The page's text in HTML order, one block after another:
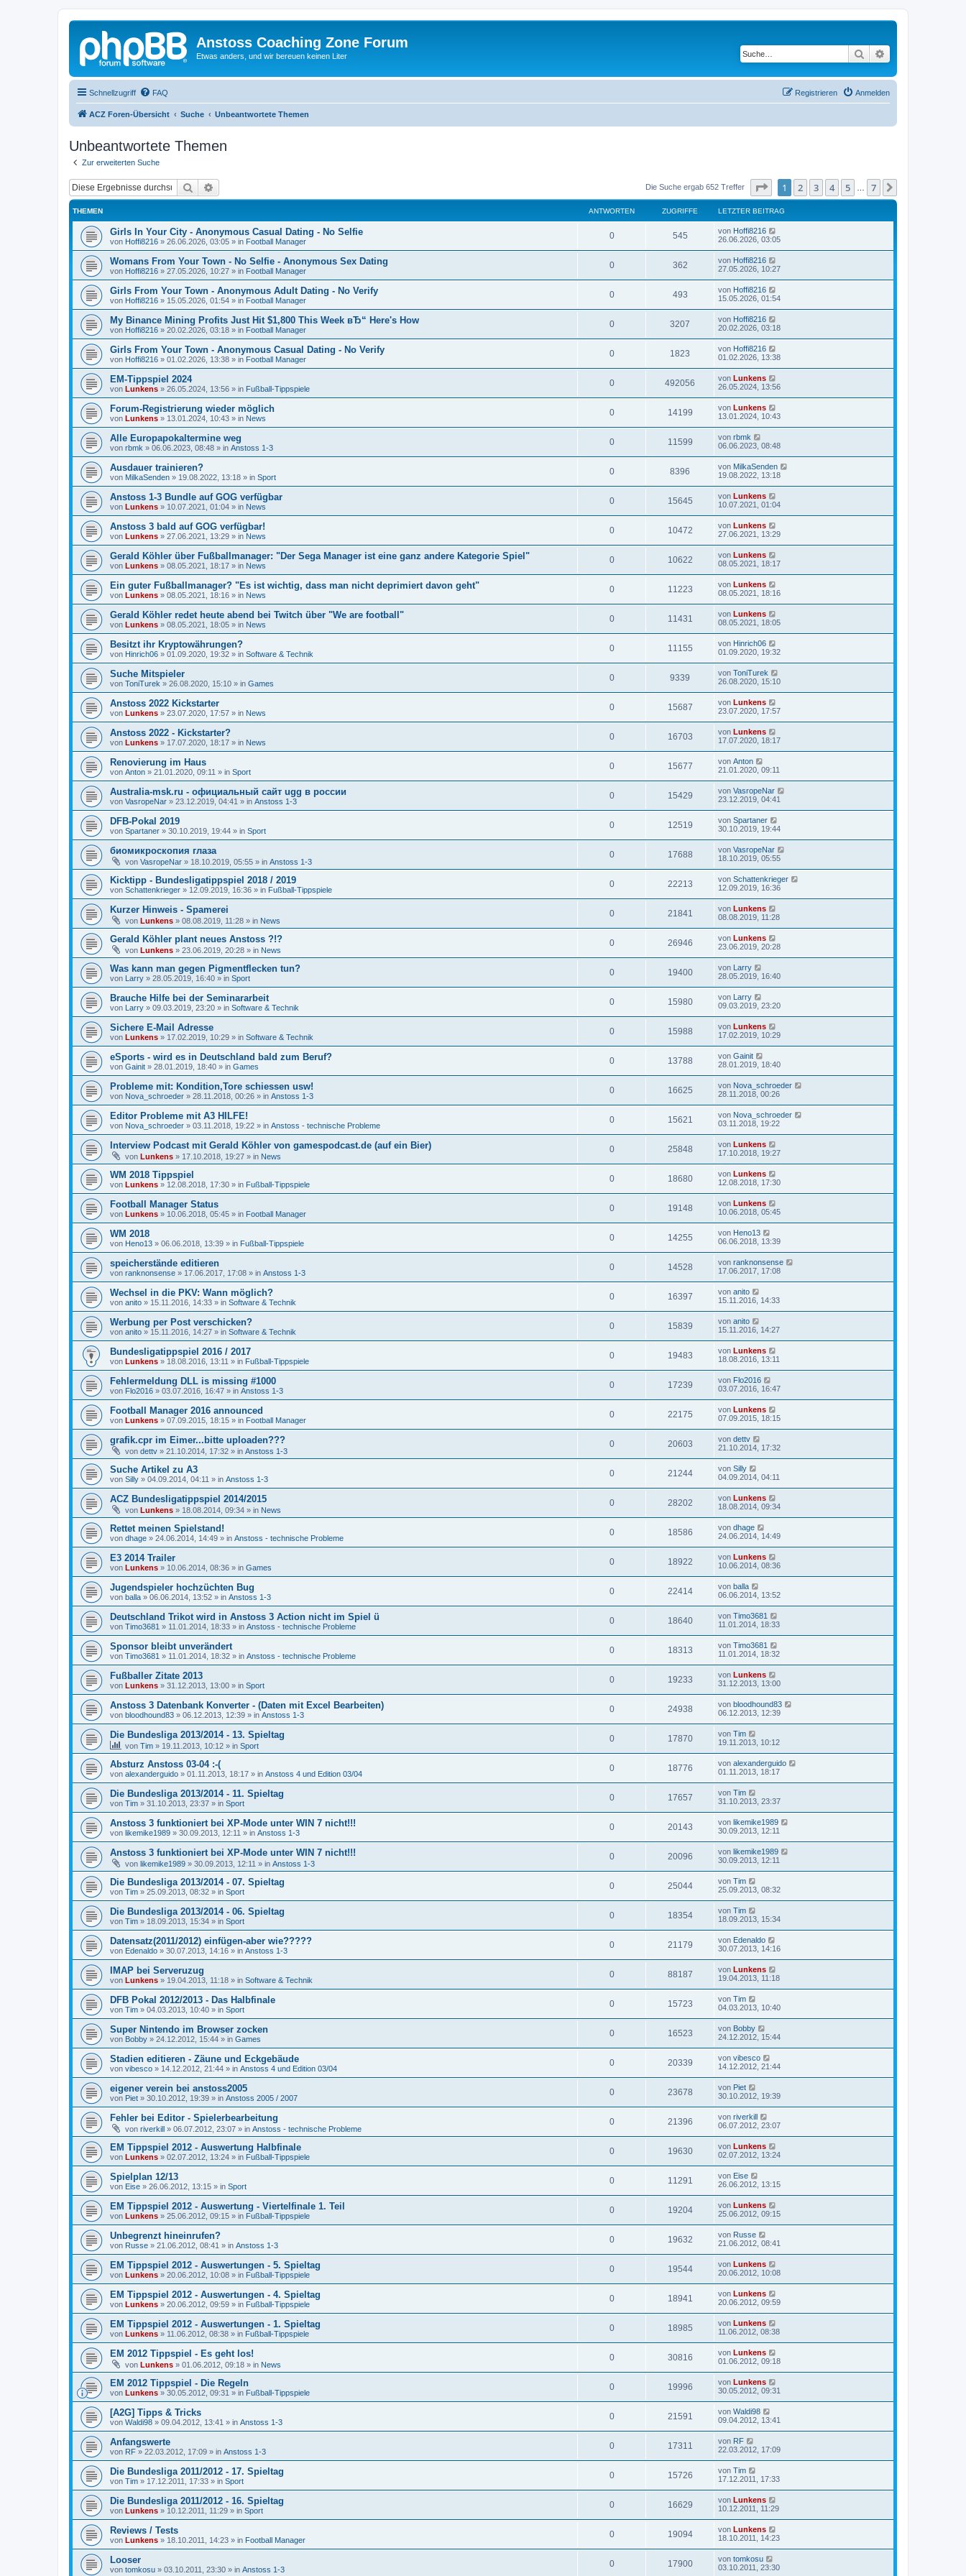
Anstoss Coaching Zone Forum
Etwas anders, und wir bereuen keinen Liter Suche
Schnellzugriff FAQ Anmelden
Registrieren
ACZ Foren-Übersicht Suche Unbeantwortete Themen
Unbeantwortete Themen
Zur erweiterten Suche
Suche Die Suche ergab 652 Treffer Seite von7
1 2 3 4 5 7
THEMEN ANTWORTEN ZUGRIFFE LETZTER BEITRAG
Girls In Your City - Anonymous Casual Dating - No Selfie
von Hoffi8216 » 26.06.2026, 03:05 » in Football Manager
0 545 von Hoffi8216
26.06.2026, 03:05
Womans From Your Town - No Selfie - Anonymous Sex Dating
von Hoffi8216 » 27.05.2026, 10:27 » in Football Manager
0 362 von Hoffi8216
27.05.2026, 10:27
Girls From Your Town - Anonymous Adult Dating - No Verify
von Hoffi8216 » 15.05.2026, 01:54 » in Football Manager
0 493 von Hoffi8216
15.05.2026, 01:54
My Binance Mining Profits Just Hit $1,800 This Week вЂ“ Here's How
von Hoffi8216 » 20.02.2026, 03:18 » in Football Manager
0 3207 von Hoffi8216
20.02.2026, 03:18
Girls From Your Town - Anonymous Casual Dating - No Verify
von Hoffi8216 » 01.02.2026, 13:38 » in Football Manager
0 1823 von Hoffi8216
01.02.2026, 13:38
EM-Tippspiel 2024
von Lunkens » 26.05.2024, 13:56 » in Fußball-Tippspiele
0 492056 von Lunkens
26.05.2024, 13:56
Forum-Registrierung wieder möglich
von Lunkens » 13.01.2024, 10:43 » in News
0 14199 von Lunkens
13.01.2024, 10:43
Alle Europapokaltermine weg
von rbmk » 06.06.2023, 08:48 » in Anstoss 1-3
0 11599 von rbmk
06.06.2023, 08:48
Ausdauer trainieren?
von MilkaSenden » 19.08.2022, 13:18 » in Sport
0 8396 von MilkaSenden
19.08.2022, 13:18
Anstoss 1-3 Bundle auf GOG verfügbar
von Lunkens » 10.07.2021, 01:04 » in News
0 15645 von Lunkens
10.07.2021, 01:04
Anstoss 3 bald auf GOG verfügbar!
von Lunkens » 27.06.2021, 13:29 » in News
0 10472 von Lunkens
27.06.2021, 13:29
Gerald Köhler über Fußballmanager: "Der Sega Manager ist eine ganz andere Kategorie Spiel"
von Lunkens » 08.05.2021, 18:17 » in News
0 10622 von Lunkens
08.05.2021, 18:17
Ein guter Fußballmanager? "Es ist wichtig, dass man nicht deprimiert davon geht"
von Lunkens » 08.05.2021, 18:16 » in News
0 11223 von Lunkens
08.05.2021, 18:16
Gerald Köhler redet heute abend bei Twitch über "We are football"
von Lunkens » 08.05.2021, 18:05 » in News
0 11431 von Lunkens
08.05.2021, 18:05
Besitzt ihr Kryptowährungen?
von Hinrich06 » 01.09.2020, 19:32 » in Software & Technik
0 11155 von Hinrich06
01.09.2020, 19:32
Suche Mitspieler
von ToniTurek » 26.08.2020, 15:10 » in Games
0 9339 von ToniTurek
26.08.2020, 15:10
Anstoss 2022 Kickstarter
von Lunkens » 23.07.2020, 17:57 » in News
0 15687 von Lunkens
23.07.2020, 17:57
Anstoss 2022 - Kickstarter?
von Lunkens » 17.07.2020, 18:17 » in News
0 16703 von Lunkens
17.07.2020, 18:17
Renovierung im Haus
von Anton » 21.01.2020, 09:11 » in Sport
0 15677 von Anton
21.01.2020, 09:11
Australia-msk.ru - официальный сайт ugg в россии
von VasropeNar » 23.12.2019, 04:41 » in Anstoss 1-3
0 15429 von VasropeNar
23.12.2019, 04:41
DFB-Pokal 2019
von Spartaner » 30.10.2019, 19:44 » in Sport
0 12519 von Spartaner
30.10.2019, 19:44
биомикроскопия глаза
von VasropeNar » 18.10.2019, 05:55 » in Anstoss 1-3
0 17688 von VasropeNar
18.10.2019, 05:55
Kicktipp - Bundesligatippspiel 2018 / 2019
von Schattenkrieger » 12.09.2019, 16:36 » in Fußball-Tippspiele
0 22213 von Schattenkrieger
12.09.2019, 16:36
Kurzer Hinweis - Spamerei
von Lunkens » 08.08.2019, 11:28 » in News
0 21841 von Lunkens
08.08.2019, 11:28
Gerald Köhler plant neues Anstoss ?!?
von Lunkens » 23.06.2019, 20:28 » in News
0 26946 von Lunkens
23.06.2019, 20:28
Was kann man gegen Pigmentflecken tun?
von Larry » 28.05.2019, 16:40 » in Sport
0 19400 von Larry
28.05.2019, 16:40
Brauche Hilfe bei der Seminararbeit
von Larry » 09.03.2019, 23:20 » in Software & Technik
0 15980 von Larry
09.03.2019, 23:20
Sichere E-Mail Adresse
von Lunkens » 17.02.2019, 10:29 » in Software & Technik
0 15988 von Lunkens
17.02.2019, 10:29
eSports - wird es in Deutschland bald zum Beruf?
von Gainit » 28.01.2019, 18:40 » in Games
0 13788 von Gainit
28.01.2019, 18:40
Probleme mit: Kondition,Tore schiessen usw!
von Nova_schroeder » 28.11.2018, 00:26 » in Anstoss 1-3
0 16625 von Nova_schroeder
28.11.2018, 00:26
Editor Probleme mit A3 HILFE!
von Nova_schroeder » 03.11.2018, 19:22 » in Anstoss - technische Probleme
0 15621 von Nova_schroeder
03.11.2018, 19:22
Interview Podcast mit Gerald Köhler von gamespodcast.de (auf ein Bier)
von Lunkens » 17.10.2018, 19:27 » in News
0 25848 von Lunkens
17.10.2018, 19:27
WM 2018 Tippspiel
von Lunkens » 12.08.2018, 17:30 » in Fußball-Tippspiele
0 18680 von Lunkens
12.08.2018, 17:30
Football Manager Status
von Lunkens » 10.06.2018, 05:45 » in Football Manager
0 19148 von Lunkens
10.06.2018, 05:45
WM 2018
von Heno13 » 06.06.2018, 13:39 » in Fußball-Tippspiele
0 14255 von Heno13
06.06.2018, 13:39
speicherstände editieren
von ranknonsense » 17.06.2017, 17:08 » in Anstoss 1-3
0 14528 von ranknonsense
17.06.2017, 17:08
Wechsel in die PKV: Wann möglich?
von anito » 15.11.2016, 14:33 » in Software & Technik
0 16397 von anito
15.11.2016, 14:33
Werbung per Post verschicken?
von anito » 15.11.2016, 14:27 » in Software & Technik
0 15839 von anito
15.11.2016, 14:27
Bundesligatippspiel 2016 / 2017
von Lunkens » 18.08.2016, 13:11 » in Fußball-Tippspiele
0 19483 von Lunkens
18.08.2016, 13:11
Fehlermeldung DLL is missing #1000
von Flo2016 » 03.07.2016, 16:47 » in Anstoss 1-3
0 17239 von Flo2016
03.07.2016, 16:47
Football Manager 2016 announced
von Lunkens » 07.09.2015, 18:15 » in Football Manager
0 22175 von Lunkens
07.09.2015, 18:15
grafik.cpr im Eimer...bitte uploaden???
von dettv » 21.10.2014, 17:32 » in Anstoss 1-3
0 20603 von dettv
21.10.2014, 17:32
Suche Artikel zu A3
von Silly » 04.09.2014, 04:11 » in Anstoss 1-3
0 21244 von Silly
04.09.2014, 04:11
ACZ Bundesligatippspiel 2014/2015
von Lunkens » 18.08.2014, 09:34 » in News
0 28202 von Lunkens
18.08.2014, 09:34
Rettet meinen Spielstand!
von dhage » 24.06.2014, 14:49 » in Anstoss - technische Probleme
0 18586 von dhage
24.06.2014, 14:49
E3 2014 Trailer
von Lunkens » 10.06.2014, 08:36 » in Games
0 18922 von Lunkens
10.06.2014, 08:36
Jugendspieler hochzüchten Bug
von balla » 06.06.2014, 13:52 » in Anstoss 1-3
0 22414 von balla
06.06.2014, 13:52
Deutschland Trikot wird in Anstoss 3 Action nicht im Spiel ü
von Timo3681 » 11.01.2014, 18:33 » in Anstoss - technische Probleme
0 18640 von Timo3681
11.01.2014, 18:33
Sponsor bleibt unverändert
von Timo3681 » 11.01.2014, 18:32 » in Anstoss - technische Probleme
0 18313 von Timo3681
11.01.2014, 18:32
Fußballer Zitate 2013
von Lunkens » 31.12.2013, 13:00 » in Sport
0 19233 von Lunkens
31.12.2013, 13:00
Anstoss 3 Datenbank Konverter - (Daten mit Excel Bearbeiten)
von bloodhound83 » 06.12.2013, 12:39 » in Anstoss 1-3
0 24938 von bloodhound83
06.12.2013, 12:39
Die Bundesliga 2013/2014 - 13. Spieltag
von Tim » 19.11.2013, 10:12 » in Sport
0 17870 von Tim
19.11.2013, 10:12
Absturz Anstoss 03-04 :-(
von alexanderguido » 01.11.2013, 18:17 » in Anstoss 4 und Edition 03/04
0 18776 von alexanderguido
01.11.2013, 18:17
Die Bundesliga 2013/2014 - 11. Spieltag
von Tim » 31.10.2013, 23:37 » in Sport
0 17657 von Tim
31.10.2013, 23:37
Anstoss 3 funktioniert bei XP-Mode unter WIN 7 nicht!!!
von likemike1989 » 30.09.2013, 12:11 » in Anstoss 1-3
0 20143 von likemike1989
30.09.2013, 12:11
Anstoss 3 funktioniert bei XP-Mode unter WIN 7 nicht!!!
von likemike1989 » 30.09.2013, 12:11 » in Anstoss 1-3
0 20096 von likemike1989
30.09.2013, 12:11
Die Bundesliga 2013/2014 - 07. Spieltag
von Tim » 25.09.2013, 08:32 » in Sport
0 25044 von Tim
25.09.2013, 08:32
Die Bundesliga 2013/2014 - 06. Spieltag
von Tim » 18.09.2013, 15:34 » in Sport
0 18354 von Tim
18.09.2013, 15:34
Datensatz(2011/2012) einfügen-aber wie?????
von Edenaldo » 30.07.2013, 14:16 » in Anstoss 1-3
0 21179 von Edenaldo
30.07.2013, 14:16
IMAP bei Serveruzug
von Lunkens » 19.04.2013, 11:18 » in Software & Technik
0 88187 von Lunkens
19.04.2013, 11:18
DFB Pokal 2012/2013 - Das Halbfinale
von Tim » 04.03.2013, 10:40 » in Sport
0 15723 von Tim
04.03.2013, 10:40
Super Nintendo im Browser zocken
von Bobby » 24.12.2012, 15:44 » in Games
0 16523 von Bobby
24.12.2012, 15:44
Stadien editieren - Zäune und Eckgebäude
von vibesco » 14.12.2012, 21:44 » in Anstoss 4 und Edition 03/04
0 20339 von vibesco
14.12.2012, 21:44
eigener verein bei anstoss2005
von Piet » 30.10.2012, 19:39 » in Anstoss 2005 / 2007
0 23678 von Piet
30.10.2012, 19:39
Fehler bei Editor - Spielerbearbeitung
von riverkill » 06.07.2012, 23:07 » in Anstoss - technische Probleme
0 21396 von riverkill
06.07.2012, 23:07
EM Tippspiel 2012 - Auswertung Halbfinale
von Lunkens » 02.07.2012, 13:24 » in Fußball-Tippspiele
0 19630 von Lunkens
02.07.2012, 13:24
Spielplan 12/13
von Eise » 26.06.2012, 13:15 » in Sport
0 11291 von Eise
26.06.2012, 13:15
EM Tippspiel 2012 - Auswertung - Viertelfinale 1. Teil
von Lunkens » 25.06.2012, 09:15 » in Fußball-Tippspiele
0 19204 von Lunkens
25.06.2012, 09:15
Unbegrenzt hineinrufen?
von Russe » 21.06.2012, 08:41 » in Anstoss 1-3
0 19632 von Russe
21.06.2012, 08:41
EM Tippspiel 2012 - Auswertungen - 5. Spieltag
von Lunkens » 20.06.2012, 10:08 » in Fußball-Tippspiele
0 19544 von Lunkens
20.06.2012, 10:08
EM Tippspiel 2012 - Auswertungen - 4. Spieltag
von Lunkens » 20.06.2012, 09:59 » in Fußball-Tippspiele
0 18941 von Lunkens
20.06.2012, 09:59
EM Tippspiel 2012 - Auswertungen - 1. Spieltag
von Lunkens » 11.06.2012, 08:38 » in Fußball-Tippspiele
0 18985 von Lunkens
11.06.2012, 08:38
EM 2012 Tippspiel - Es geht los!
von Lunkens » 01.06.2012, 09:18 » in News
0 30816 von Lunkens
01.06.2012, 09:18
EM 2012 Tippspiel - Die Regeln
von Lunkens » 30.05.2012, 09:31 » in Fußball-Tippspiele
0 19996 von Lunkens
30.05.2012, 09:31
[A2G] Tipps & Tricks
von Waldi98 » 09.04.2012, 13:41 » in Anstoss 1-3
0 21591 von Waldi98
09.04.2012, 13:41
Anfangswerte
von RF » 22.03.2012, 17:09 » in Anstoss 1-3
0 17311 von RF
22.03.2012, 17:09
Die Bundesliga 2011/2012 - 17. Spieltag
von Tim » 17.12.2011, 17:33 » in Sport
0 15726 von Tim
17.12.2011, 17:33
Die Bundesliga 2011/2012 - 16. Spieltag
von Lunkens » 10.12.2011, 11:29 » in Sport
0 16629 von Lunkens
10.12.2011, 11:29
Reviews / Tests
von Lunkens » 18.10.2011, 14:23 » in Football Manager
0 19094 von Lunkens
18.10.2011, 14:23
Looser
von tomkosu » 03.10.2011, 23:30 » in Anstoss 1-3
0 17900 von tomkosu
03.10.2011, 23:30